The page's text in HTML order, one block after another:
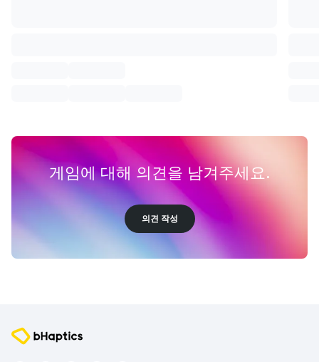
게임에 대해 의견을 남겨주세요.
의견 작성